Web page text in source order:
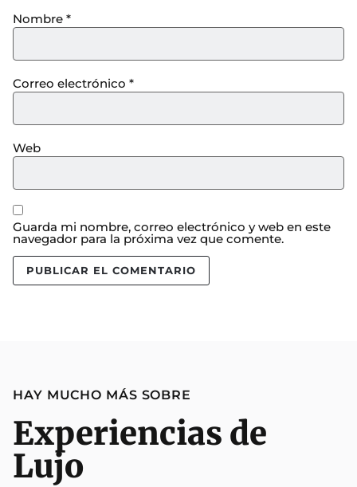
Nombre *
Correo electrónico *
Web
Guarda mi nombre, correo electrónico y web en este
navegador para la próxima vez que comente.
HAY MUCHO MÁS SOBRE
Experiencias de
Lujo